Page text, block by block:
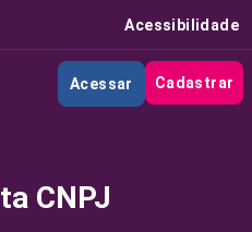
Acessibilidade
Acessar Cadastrar
CNPJ